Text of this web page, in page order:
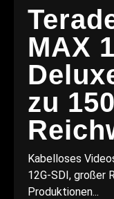
MAX
zu
Kabelloses
12G-SDI, großer
Produktionen...